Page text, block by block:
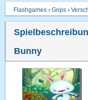
Flashgames ›Grips ›
Bunny